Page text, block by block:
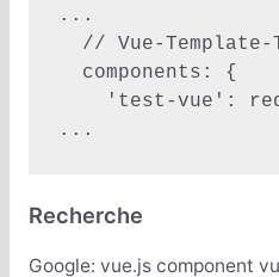
...
// Vue-
  components: {
'test-vue':
Recherche
Google: vue.js component